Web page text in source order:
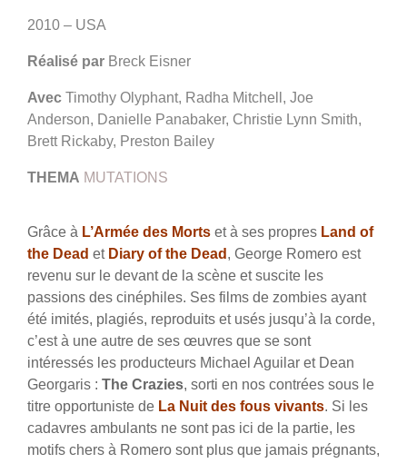
2010 – USA
Réalisé par Breck Eisner
Avec Timothy Olyphant, Radha Mitchell, Joe
Anderson, Danielle Panabaker, Christie Lynn Smith,
Brett Rickaby, Preston Bailey
THEMA MUTATIONS
Grâce à L’Armée des Morts et à ses propres Land of
the Dead et Diary of the Dead , George Romero est
revenu sur le devant de la scène et suscite les
passions des cinéphiles. Ses films de zombies ayant
été imités, plagiés, reproduits et usés jusqu’à la corde,
c’est à une autre de ses œuvres que se sont
intéressés les producteurs Michael Aguilar et Dean
Georgaris : The Crazies, sorti en nos contrées sous le
titre opportuniste de La Nuit des fous vivants. Si les
cadavres ambulants ne sont pas ici de la partie, les
motifs chers à Romero sont plus que jamais prégnants,